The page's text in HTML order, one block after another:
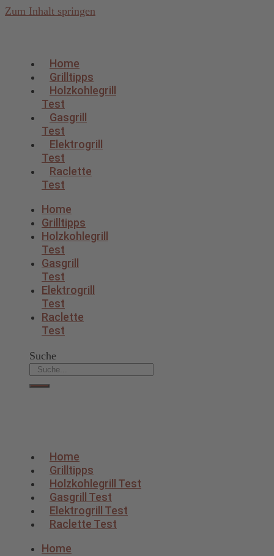
Zum Inhalt springen
Home
Grilltipps
Holzkohlegrill
Test
Gasgrill
Test
Elektrogrill
Test
Raclette
Test
Home
Grilltipps
Holzkohlegrill
Test
Gasgrill
Test
Elektrogrill
Test
Raclette
Test
Suche
Home
Grilltipps
Holzkohlegrill Test
Gasgrill Test
Elektrogrill Test
Raclette Test
Home